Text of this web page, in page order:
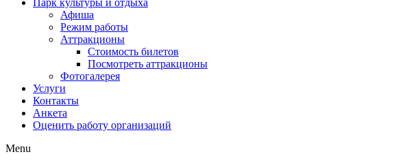
Парк культуры и отдыха
Афиша
Режим работы
Аттракционы
Стоимость билетов
Посмотреть аттракционы
Фотогалерея
Услуги
Контакты
Анкета
Оценить работу организаций
Menu